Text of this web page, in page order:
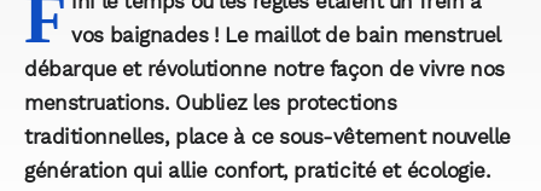
F vos baignades ! Le maillot de bain menstruel
débarque et révolutionne notre façon de vivre nos
menstruations. Oubliez les protections
traditionnelles, place à ce sous-vêtement nouvelle
génération qui allie confort, praticité et écologie.